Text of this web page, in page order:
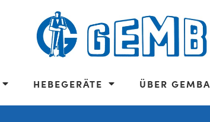
HEBEGERÄTE ÜBER GEMBA